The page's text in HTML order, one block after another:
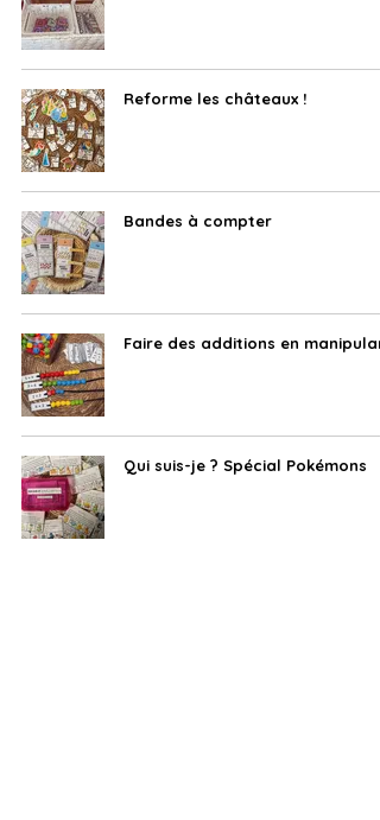
Reforme les châteaux !
Bandes à compter
Faire des additions en
Qui suis-je ? Spécial Pokémons